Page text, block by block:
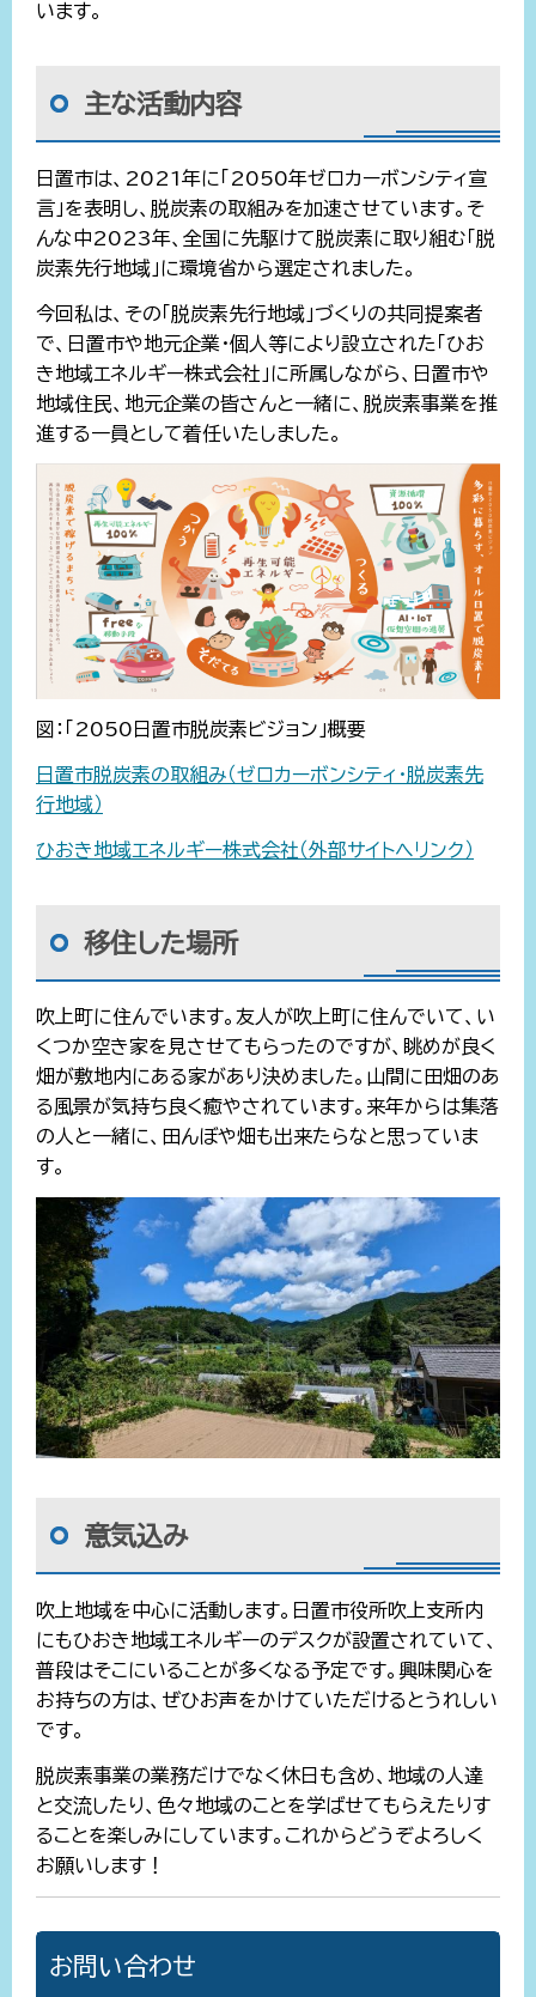
います。
主な活動内容
日置市は、2021年に「2050年ゼロカーボンシティ宣
言」を表明し、脱炭素の取組みを加速させています。そ
んな中2023年、全国に先駆けて脱炭素に取り組む「脱
炭素先行地域」に環境省から選定されました。
今回私は、その「脱炭素先行地域」づくりの共同提案者
で、日置市や地元企業・個人等により設立された「ひお
き地域エネルギー株式会社」に所属しながら、日置市や
地域住民、地元企業の皆さんと一緒に、脱炭素事業を推
進する一員として着任いたしました。
図：「2050日置市脱炭素ビジョン」概要
日置市脱炭素の取組み（ゼロカーボンシティ・脱炭素先
行地域）
ひおき地域エネルギー株式会社（外部サイトへリンク）
移住した場所
吹上町に住んでいます。友人が吹上町に住んでいて、い
くつか空き家を見させてもらったのですが、眺めが良く
畑が敷地内にある家があり決めました。山間に田畑のあ
る風景が気持ち良く癒やされています。来年からは集落
の人と一緒に、田んぼや畑も出来たらなと思っていま
す。
意気込み
吹上地域を中心に活動します。日置市役所吹上支所内
にもひおき地域エネルギーのデスクが設置されていて、
普段はそこにいることが多くなる予定です。興味関心を
お持ちの方は、ぜひお声をかけていただけるとうれしい
です。
脱炭素事業の業務だけでなく休日も含め、地域の人達
と交流したり、色々地域のことを学ばせてもらえたりす
ることを楽しみにしています。これからどうぞよろしく
お願いします！
お問い合わせ